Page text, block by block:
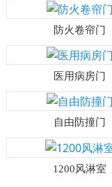
防火卷帘门
医用病房门
自由防撞门
1200风淋室